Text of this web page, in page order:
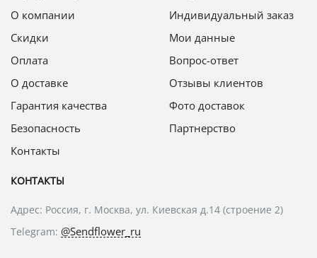
О компании
Скидки
Оплата
О доставке
Гарантия качества
Безопасность
Контакты
Индивидуальный заказ
Мои данные
Вопрос-ответ
Отзывы клиентов
Фото доставок
Партнерство
КОНТАКТЫ
Адрес: Россия, г. Москва, ул. Киевская д.14 (строение 2)
Telegram: @Sendflower_ru